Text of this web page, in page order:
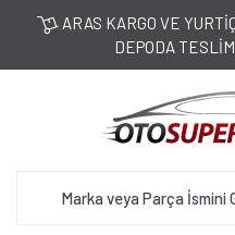
ARAS KARGO VE
DEPODA